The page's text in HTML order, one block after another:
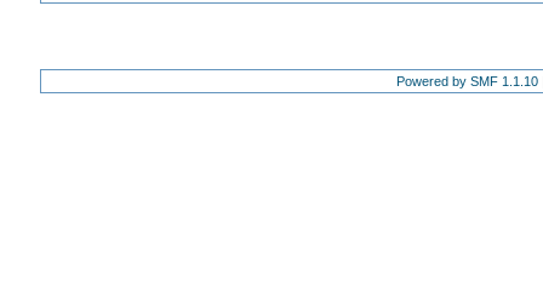
Powered by SMF 1.1.10